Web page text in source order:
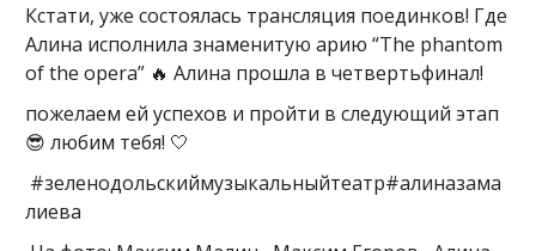
Кстати, уже состоялась трансляция поединков! Где
Алина исполнила знаменитую арию “The phantom
of the opera” 🔥 Алина прошла в четвертьфинал!
пожелаем ей успехов и пройти в следующий этап
😎 любим тебя! 🤍
#зеленодольскиймузыкальныйтеатр#алиназама
лиева